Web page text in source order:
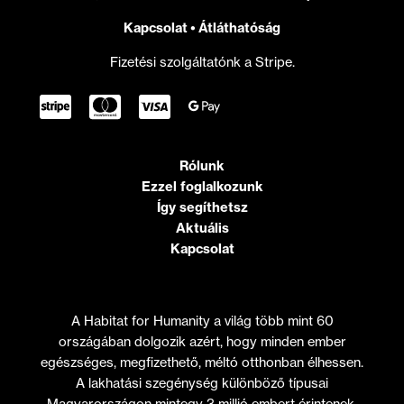
Kapcsolat• Átláthatóság
Fizetési szolgáltatónk a Stripe.
Rólunk
Ezzel foglalkozunk
Így segíthetsz
Aktuális
Kapcsolat
A Habitat for Humanity a világ több mint 60
országában dolgozik azért, hogy minden ember
egészséges, megfizethető, méltó otthonban élhessen.
A lakhatási szegénység különböző típusai